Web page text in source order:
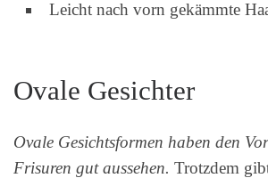
Leicht nach vorn gekämmte
Ovale Gesichter
Ovale Gesichtsformen haben den
Frisuren gut aussehen. Trotzdem